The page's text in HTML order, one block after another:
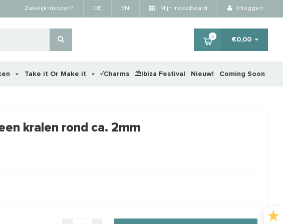
Zakelijk inkopen? DE EN Mijn moodboard Inloggen
0 €0,00
Take it Or Make it ✓Charms ⛱️Ibiza Festival Nieuw! Coming Soon
kralen rond ca. 2mm